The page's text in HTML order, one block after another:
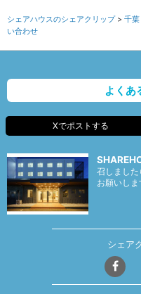
シェアハウスのシェアクリップ 千葉
い合わせ
よくあ
Xでポストする
召しまし
お願いしま
シェア